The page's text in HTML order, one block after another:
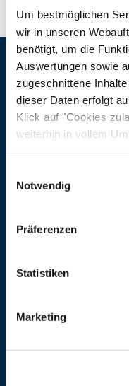
Um bestmöglichen
wir in unseren
benötigt, um die
Auswertungen sowie
zugeschnittene
dieser Daten erfolgt
Klick auf "Cookies
weiterhin in vollem
steht in unserer
gelistet.
Notwendig
Präferenzen
Statistiken
Marketing
Rezepte. )
Bitte bringen Sie
Näher Auskünfte
gruen.de/kurse/
Preisinformation
Adresse
Internet
Adresse
Internet